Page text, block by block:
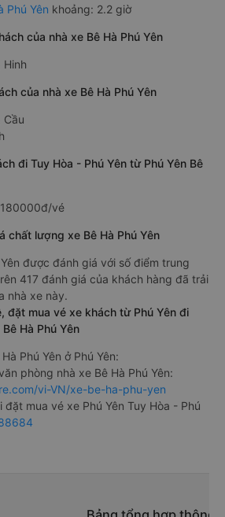
Phú Yên khoảng: 2.2 giờ
của nhà xe Bê Hà Phú Yên
Hinh
của nhà xe Bê Hà Phú Yên
Cầu
đi Tuy Hòa - Phú Yên từ Phú Yên Bê
vé
chất lượng xe Bê Hà Phú Yên
được đánh giá với số điểm trung
417 đánh giá của khách hàng đã trải
nhà xe này.
đặt mua vé xe khách từ Phú Yên đi
Hà Phú Yên
Phú Yên ở Phú Yên:
phòng nhà xe Bê Hà Phú Yên:
vi-VN/xe-be-ha-phu-yen
đặt mua vé xe Phú Yên Tuy Hòa - Phú